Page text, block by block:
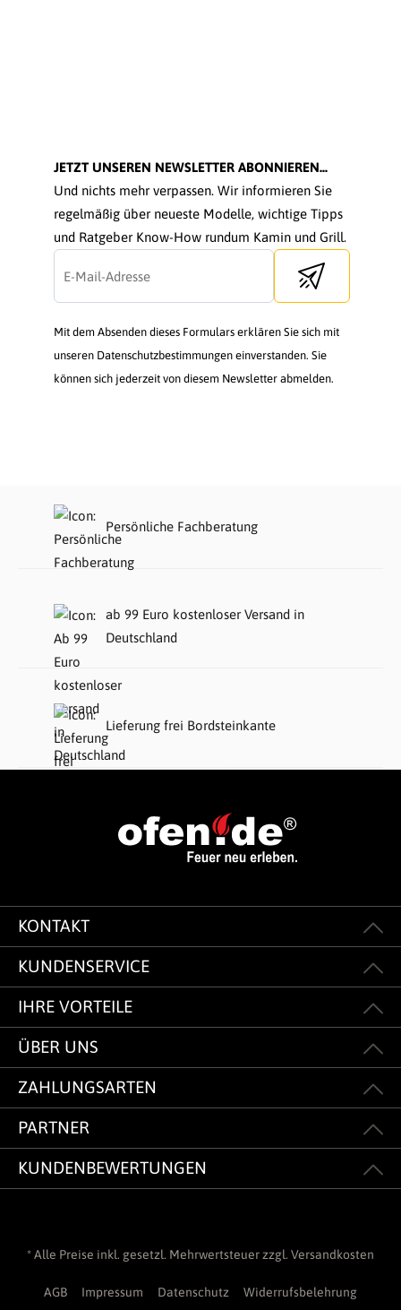
JETZT UNSEREN NEWSLETTER ABONNIEREN...
Und nichts mehr verpassen. Wir informieren Sie
regelmäßig über neueste Modelle, wichtige Tipps
und Ratgeber Know-How rundum Kamin und Grill.
Send newsletter
Mit dem Absenden dieses Formulars erklären Sie sich mit
unseren Datenschutzbestimmungen einverstanden. Sie
können sich jederzeit von diesem Newsletter abmelden.
Persönliche Fachberatung
ab 99 Euro kostenloser Versand in
Deutschland
Lieferung frei Bordsteinkante
KONTAKT
KUNDENSERVICE
IHRE VORTEILE
ÜBER UNS
ZAHLUNGSARTEN
PARTNER
KUNDENBEWERTUNGEN
* Alle Preise inkl. gesetzl. Mehrwertsteuer zzgl. Versandkosten
AGB Impressum Datenschutz
Widerrufsbelehrung